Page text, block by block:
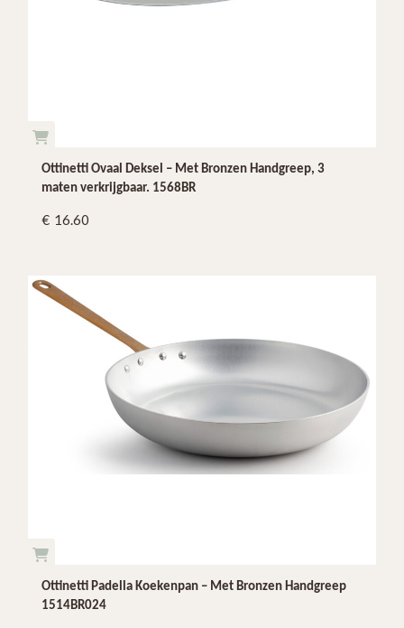
Ottinetti Ovaal Deksel – Met Bronzen Handgreep, 3
maten verkrijgbaar. 1568BR
16.60
Ottinetti Padella Koekenpan – Met Bronzen Handgreep
1514BR024